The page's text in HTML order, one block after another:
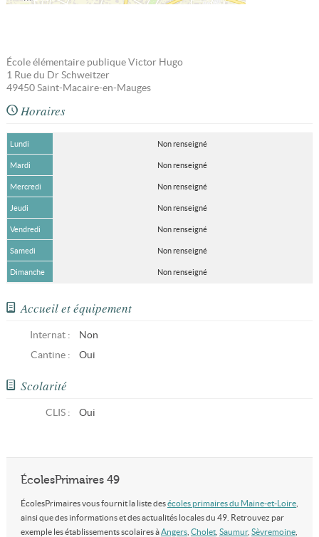
École élémentaire publique Victor Hugo
1 Rue du Dr Schweitzer
49450 Saint-Macaire-en-Mauges
Horaires
Lundi Non renseigné
Mardi Non renseigné
Mercredi Non renseigné
Jeudi Non renseigné
Vendredi Non renseigné
Samedi Non renseigné
Dimanche Non renseigné
Accueil et équipement
Internat :
Non
Cantine :
Oui
Scolarité
CLIS: Oui
ÉcolesPrimaires 49
ÉcolesPrimaires vous fournit la liste desécoles primaires du Maine-et-Loire,
ainsi que des informations et des actualités locales du 49. Retrouvez par
exemple les établissements scolaires àAngers, Cholet, Saumur, Sèvremoine,